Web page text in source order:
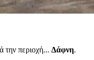
την περιοχή... Δάφνη.